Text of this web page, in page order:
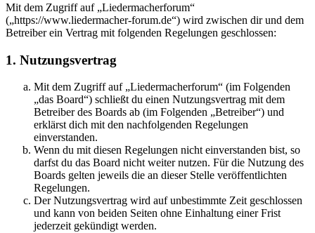
Mit dem Zugriff auf „Liedermacherforum“
(„https://www.liedermacher-forum.de“) wird zwischen dir und dem
Betreiber ein Vertrag mit folgenden Regelungen geschlossen:
1. Nutzungsvertrag
Mit dem Zugriff auf „Liedermacherforum“ (im Folgenden
„das Board“) schließt du einen Nutzungsvertrag mit dem
Betreiber des Boards ab (im Folgenden „Betreiber“) und
erklärst dich mit den nachfolgenden Regelungen
einverstanden.
Wenn du mit diesen Regelungen nicht einverstanden bist, so
darfst du das Board nicht weiter nutzen. Für die Nutzung des
Boards gelten jeweils die an dieser Stelle veröffentlichten
Regelungen.
Der Nutzungsvertrag wird auf unbestimmte Zeit geschlossen
und kann von beiden Seiten ohne Einhaltung einer Frist
jederzeit gekündigt werden.